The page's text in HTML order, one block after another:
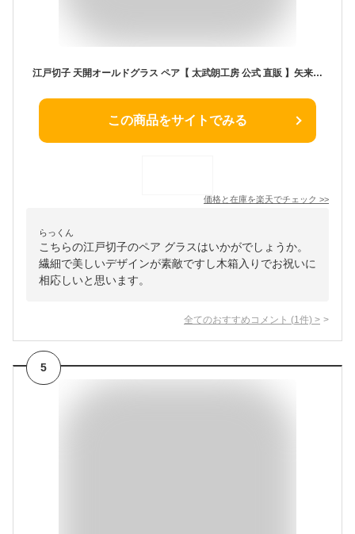
江戸切子 天開オールドグラス ペア【 太武朗工房 公式 直販 】矢来魚子（ななこ）紋 江戸紫 木箱入り 日本製
この商品をサイトでみる
価格と在庫を楽天でチェック >>
らっくん
こちらの江戸切子のペア グラスはいかがでしょうか。
繊細で美しいデザインが素敵ですし木箱入りでお祝いに
相応しいと思います。
全てのおすすめコメント (1 件) >
5